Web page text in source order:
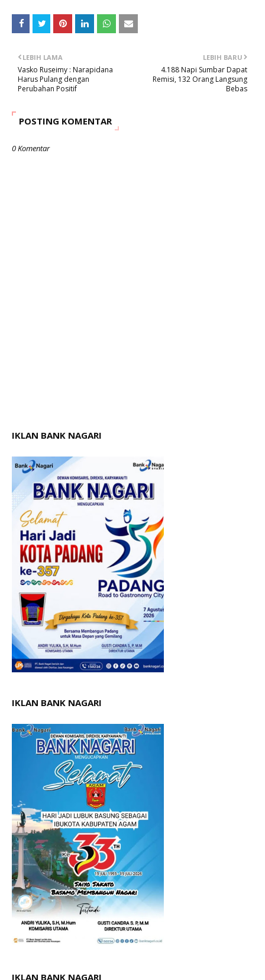
LEBIH BARU
4.188 Napi Sumbar Dapat
Remisi, 132 Orang Langsung
Bebas
LEBIH LAMA
Vasko Ruseimy : Narapidana
Harus Pulang dengan
Perubahan Positif
POSTING KOMENTAR
0 Komentar
IKLAN BANK NAGARI
IKLAN BANK NAGARI
IKLAN BANK NAGARI